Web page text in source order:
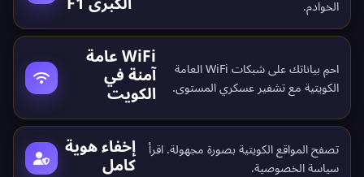
الخوادم.
WiFi عامة
آمنة في
الكويت
احمِ بياناتك على شبكات WiFi العامة
الكويتية مع تشفير عسكري المستوى.
إخفاء هوية
كامل
تصفح المواقع الكويتية بصورة مجهولة. اقرأ
سياسة الخصوصية.